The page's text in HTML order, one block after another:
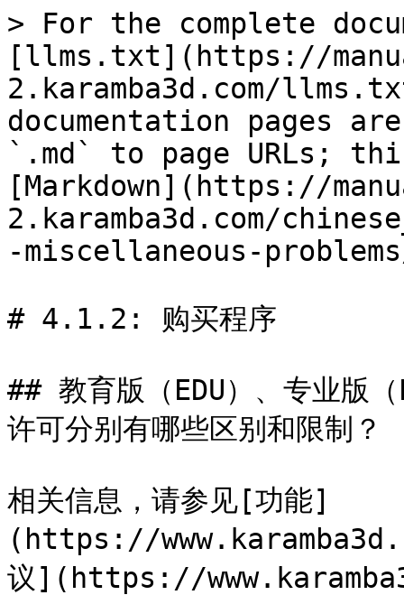
> For the complete
[llms.txt](https://
2.karamba3d.com/
documentation pages
`.md` to page URLs;
[Markdown](https://
2.karamba3d.com/
-miscellaneous-
# 4.1.2: 购买程序
## 教育版（EDU）、专业版
许可分别有哪些区别和限制？
相关信息，请参见[功能]
(https://
议](https://